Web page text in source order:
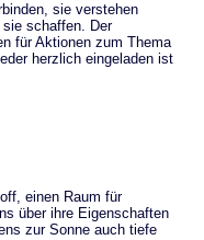
sie verstehen
sie schaffen. Der
für Aktionen zum Thema
herzlich eingeladen ist
einen Raum für
über ihre Eigenschaften
zur Sonne auch tiefe